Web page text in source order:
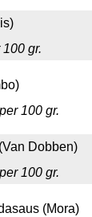
gr.
100 gr.
Dobben)
100 gr.
(Mora)